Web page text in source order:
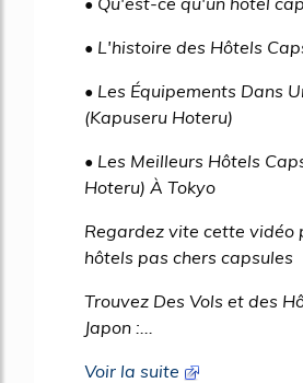
• L'histoire des Hôtels
• Les Équipements Dans
(Kapuseru Hoteru)
• Les Meilleurs Hôtels
Hoteru) À Tokyo
Regardez vite cette vidéo
hôtels pas chers capsules
Trouvez Des Vols et des
Japon :...
Voir la suite